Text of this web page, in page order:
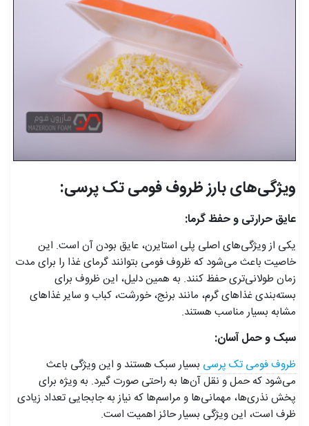
ویژگی‌های بارز ظروف فومی تک پرسی:
عایق حرارتی و حفظ گرما:
یکی از ویژگی‌های اصلی پلی استایرن، عایق بودن آن است. این
خاصیت باعث می‌شود که ظروف فومی بتوانند گرمای غذا را برای مدت
زمان طولانی‌تری حفظ کنند. به همین دلیل، این ظروف برای
بسته‌بندی غذاهای گرم، مانند برنج، خورشت، کباب و سایر غذاهای
مشابه بسیار مناسب هستند.
سبک و حمل آسان:
ظروف فومی تک پرسی بسیار سبک هستند و این ویژگی باعث
می‌شود که حمل و نقل آن‌ها به راحتی صورت گیرد. به ویژه برای
پخش نذری‌ها، مهمانی‌ها و مراسم‌ها که نیاز به جابجایی تعداد زیادی
ظرف است، این ویژگی بسیار حائز اهمیت است.